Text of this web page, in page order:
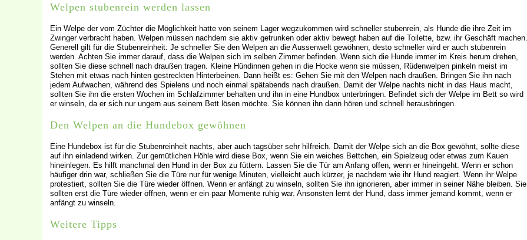
Welpen stubenrein werden lassen
Ein Welpe der vom Züchter die Möglichkeit hatte von seinem Lager wegzukommen wird schneller stubenrein, als Hunde die ihre Zeit im
Zwinger verbracht haben. Welpen müssen nachdem sie aktiv getrunken oder aktiv bewegt haben auf die Toilette, bzw. ihr Geschäft machen.
Generell gilt für die Stubenreinheit: Je schneller Sie den Welpen an die Aussenwelt gewöhnen, desto schneller wird er auch stubenrein
werden. Achten Sie immer darauf, dass die Welpen sich im selben Zimmer befinden. Wenn sich die Hunde immer im Kreis herum drehen,
sollten Sie diese schnell nach draußen tragen. Kleine Hündinnen gehen in die Hocke wenn sie müssen, Rüdenwelpen pinkeln meist im
Stehen mit etwas nach hinten gestreckten Hinterbeinen. Dann heißt es: Gehen Sie mit den Welpen nach draußen. Bringen Sie ihn nach
jedem Aufwachen, während des Spielens und noch einmal spätabends nach draußen. Damit der Welpe nachts nicht in das Haus macht,
sollten Sie ihn die ersten Wochen im Schlafzimmer behalten und ihn in eine Hundbox unterbringen. Befindet sich der Welpe im Bett so wird
er winseln, da er sich nur ungern aus seinem Bett lösen möchte. Sie können ihn dann hören und schnell herausbringen.
Den Welpen an die Hundebox gewöhnen
Eine Hundebox ist für die Stubenreinheit nachts, aber auch tagsüber sehr hilfreich. Damit der Welpe sich an die Box gewöhnt, sollte diese
auf ihn einladend wirken. Zur gemütlichen Höhle wird diese Box, wenn Sie ein weiches Bettchen, ein Spielzeug oder etwas zum Kauen
hineinlegen. Es hilft manchmal den Hund in der Box zu füttern. Lassen Sie die Tür am Anfang offen, wenn er hineingeht. Wenn er schon
häufiger drin war, schließen Sie die Türe nur für wenige Minuten, vielleicht auch kürzer, je nachdem wie ihr Hund reagiert. Wenn ihr Welpe
protestiert, sollten Sie die Türe wieder öffnen. Wenn er anfängt zu winseln, sollten Sie ihn ignorieren, aber immer in seiner Nähe bleiben. Sie
sollten erst die Türe wieder öffnen, wenn er ein paar Momente ruhig war. Ansonsten lernt der Hund, dass immer jemand kommt, wenn er
anfängt zu winseln.
Weitere Tipps